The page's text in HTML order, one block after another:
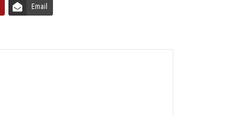
Email